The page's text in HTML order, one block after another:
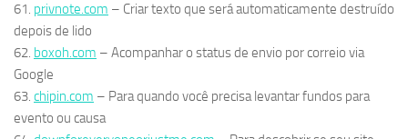
61. privnote.com – Criar texto que será automaticamente destruído
depois de lido
62. boxoh.com – Acompanhar o status de envio por correio via
Google
63. chipin.com – Para quando você precisa levantar fundos para
evento ou causa